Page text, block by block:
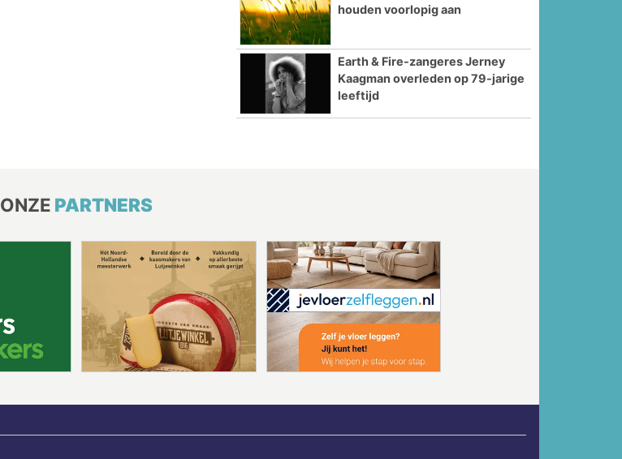
houden voorlopig aan
Earth & Fire-zangeres Jerney
Kaagman overleden op 79-jarige
leeftijd
ONZE PARTNERS